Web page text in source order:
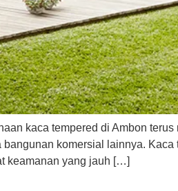
kaca tempered di Ambon terus
komersial lainnya. Kaca
keamanan yang jauh […]